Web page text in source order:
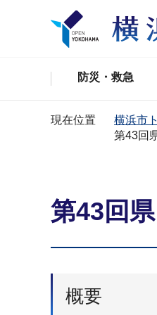
防災・救急
現在位置 横浜市
第43回
第43回
概要